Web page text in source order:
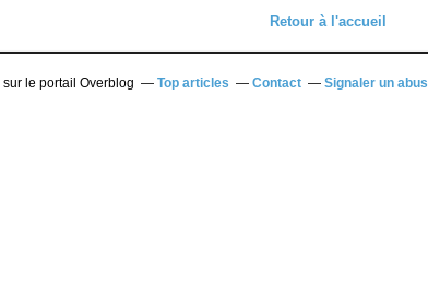
Retour à l'accueil
sur le portail Overblog Top articles Contact Signaler un abus